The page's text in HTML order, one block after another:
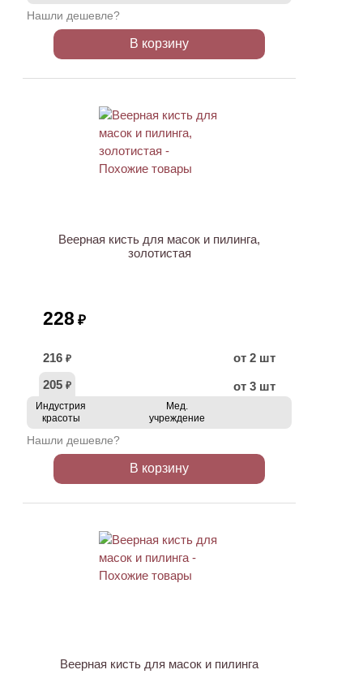
Нашли дешевле?
В корзину
Веерная кисть для масок и пилинга,
золотистая
228 ₽
216 ₽
от 2 шт
205 ₽ от 3 шт
Индустрия
красоты
Мед.
учреждение
Нашли дешевле?
В корзину
Веерная кисть для масок и пилинга